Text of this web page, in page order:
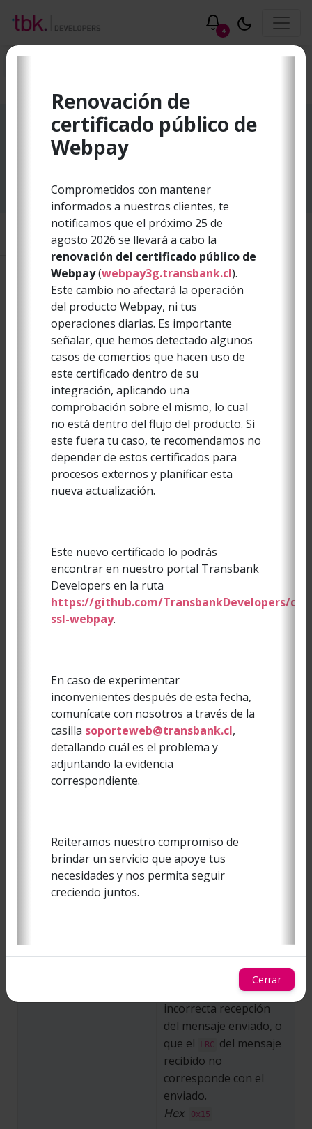
4
Renovación de
certificado público de
Webpay
Comprometidos con mantener
informados a nuestros clientes, te
notificamos que el próximo 25 de
agosto 2026 se llevará a cabo la
renovación del certificado público de
Webpay(webpay3g.transbank.cl).
Este cambio no afectará la operación
del producto Webpay, ni tus
operaciones diarias. Es importante
señalar, que hemos detectado algunos
casos de comercios que hacen uso de
este certificado dentro de su
integración, aplicando una
comprobación sobre el mismo, lo cual
no está dentro del flujo del producto. Si
este fuera tu caso, te recomendamos no
depender de estos certificados para
procesos externos y planificar esta
nueva actualización.
Este nuevo certificado lo podrás
encontrar en nuestro portal Transbank
Developers en la ruta
https://github.com/TransbankDevelopers/
ssl-webpay.
En caso de experimentar
inconvenientes después de esta fecha,
comunícate con nosotros a través de la
casilla soporteweb@transbank.cl,
detallando cuál es el problema y
adjuntando la evidencia
correspondiente.
Reiteramos nuestro compromiso de
brindar un servicio que apoye tus
necesidades y nos permita seguir
creciendo juntos.
Cerrar
Cuando veas cosas como texto entre símbolos
nos estamos refiriendo a caracteres ASCII que no son
imprimibles o visible como texto, y cuando veas cosas
hexadecimal de los caracteres ASCII.
Protocolo de Comunicación
Caja - POS
La comunicación se realiza a través de un puerto
RS232 , a velocidades que van entre los 1200bps
hasta 115200bps
es decir bits de datos,
ingún bit de paridad y 1 bit de parada.
<STX>
Indica el inicio de un
Hex: 0x02
este
Indica el fin de un
mensaje (texto)
Hex:
calcula realizando la
operación XOR
byte de <DATOS>
Hex:
incorrecta recepción
del mensaje enviado, o
que el
LRC
del mensaje
recibido no
corresponde con el
enviado.
Hex: 0x15